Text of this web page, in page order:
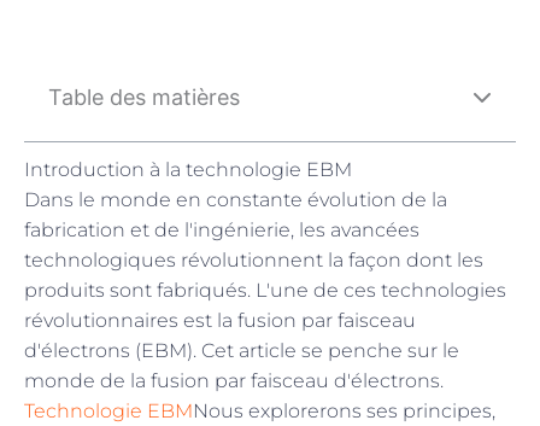
Table des matières
Introduction à la technologie EBM
Dans le monde en constante évolution de la
fabrication et de l'ingénierie, les avancées
technologiques révolutionnent la façon dont les
produits sont fabriqués. L'une de ces technologies
révolutionnaires est la fusion par faisceau
d'électrons (EBM). Cet article se penche sur le
monde de la fusion par faisceau d'électrons.
Technologie EBMNous explorerons ses principes,